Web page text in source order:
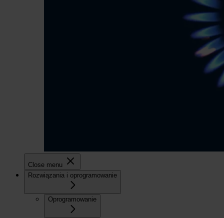
Close menu
Rozwiązania i oprogramowanie
Oprogramowanie